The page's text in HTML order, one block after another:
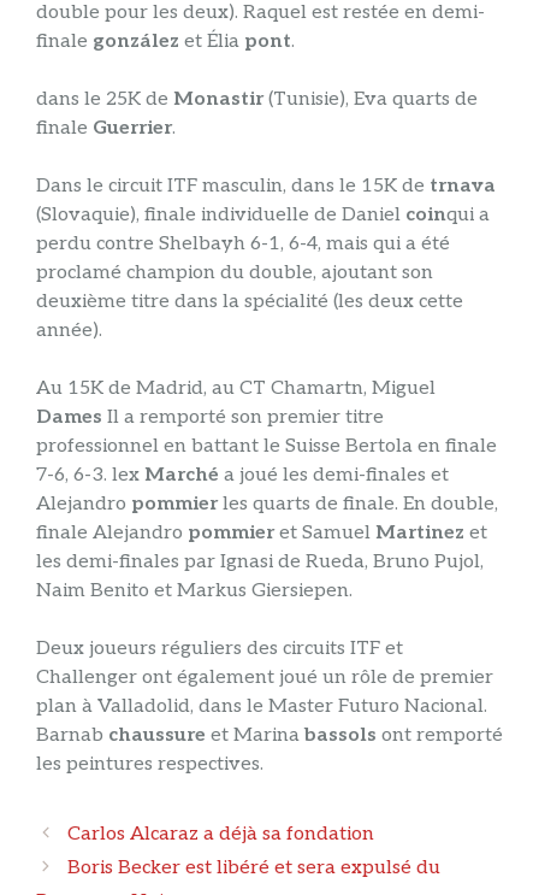
double pour les deux). Raquel est restée en demi-
finale gonzález et Élia pont.
dans le 25K de Monastir(Tunisie), Eva quarts de
finale Guerrier.
Dans le circuit ITF masculin, dans le 15K de trnava
(Slovaquie), finale individuelle de Daniel coinqui a
perdu contre Shelbayh 6-1, 6-4, mais qui a été
proclamé champion du double, ajoutant son
deuxième titre dans la spécialité (les deux cette
année).
Au 15K de Madrid, au CT Chamartn, Miguel
Dames Il a remporté son premier titre
professionnel en battant le Suisse Bertola en finale
7-6, 6-3. lex Marché a joué les demi-finales et
Alejandro pommierles quarts de finale. En double,
finale Alejandro pommieret Samuel Martinez et
les demi-finales par Ignasi de Rueda, Bruno Pujol,
Naim Benito et Markus Giersiepen.
Deux joueurs réguliers des circuits ITF et
Challenger ont également joué un rôle de premier
plan à Valladolid, dans le Master Futuro Nacional.
Barnab chaussure et Marinabassols ont remporté
les peintures respectives.
Navigation
des
articles
Carlos Alcaraz a déjà sa fondation
Boris Becker est libéré et sera expulsé du